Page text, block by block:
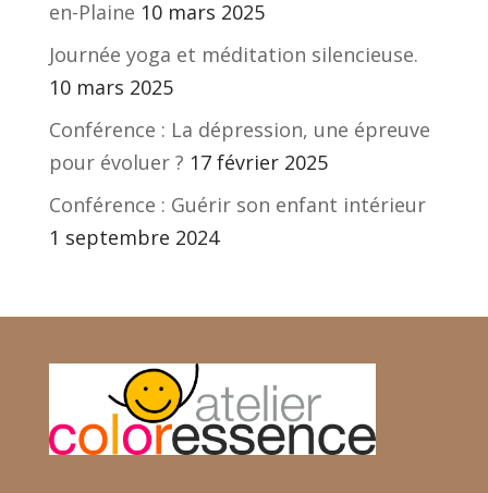
en-Plaine 10 mars 2025
Journée yoga et méditation silencieuse.
10 mars 2025
Conférence : La dépression, une épreuve
pour évoluer ? 17 février 2025
Conférence : Guérir son enfant intérieur
1 septembre 2024